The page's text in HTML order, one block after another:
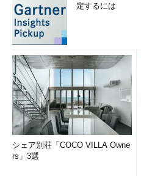
定するには
シェア別荘「COCO VILLA Owne
rs」3選